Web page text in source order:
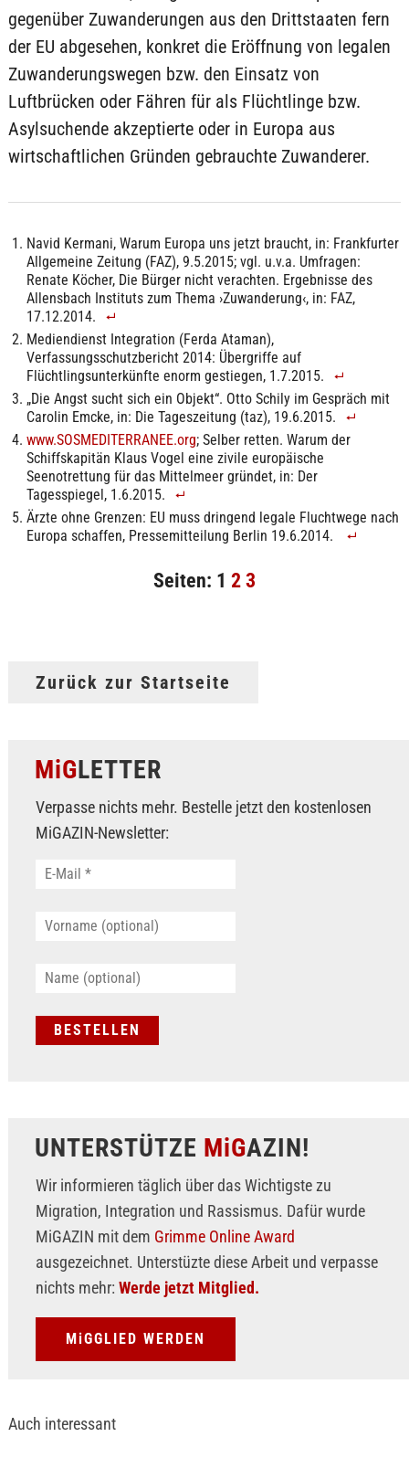
gegenüber Zuwanderungen aus den Drittstaaten fern
der EU abgesehen, konkret die Eröffnung von legalen
Zuwanderungswegen bzw. den Einsatz von
Luftbrücken oder Fähren für als Flüchtlinge bzw.
Asylsuchende akzeptierte oder in Europa aus
wirtschaftlichen Gründen gebrauchte Zuwanderer.
Navid Kermani, Warum Europa uns jetzt braucht, in: Frankfurter
Allgemeine Zeitung (FAZ), 9.5.2015; vgl. u.v.a. Umfragen:
Renate Köcher, Die Bürger nicht verachten. Ergebnisse des
Allensbach Instituts zum Thema ›Zuwanderung‹, in: FAZ,
17.12.2014.
Mediendienst Integration (Ferda Ataman),
Verfassungsschutzbericht 2014: Übergriffe auf
Flüchtlingsunterkünfte enorm gestiegen, 1.7.2015.
„Die Angst sucht sich ein Objekt“. Otto Schily im Gespräch mit
Carolin Emcke, in: Die Tageszeitung (taz), 19.6.2015.
www.SOSMEDITERRANEE.org; Selber retten. Warum der
Schiffskapitän Klaus Vogel eine zivile europäische
Seenotrettung für das Mittelmeer gründet, in: Der
Tagesspiegel, 1.6.2015.
Ärzte ohne Grenzen: EU muss dringend legale Fluchtwege nach
Europa schaffen, Pressemitteilung Berlin 19.6.2014.
Seiten: 1 2 3
Zurück zur Startseite
MiGLETTER
Verpasse nichts mehr. Bestelle jetzt den kostenlosen
MiGAZIN-Newsletter:
UNTERSTÜTZE MiGAZIN!
Wir informieren täglich über das Wichtigste zu
Migration, Integration und Rassismus. Dafür wurde
MiGAZIN mit dem Grimme Online Award
ausgezeichnet. Unterstüzte diese Arbeit und verpasse
nichts mehr: Werde jetzt Mitglied.
MiGGLIED WERDEN
Auch interessant